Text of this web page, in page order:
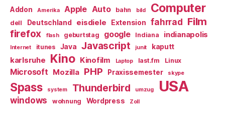
Addon Amerika Apple Auto bahn bild Computer
dell Deutschland eisdiele Extension fahrrad Film
firefox flash geburtstag google Indiana indianapolis
Internet itunes Java Javascript junit kaputt
karlsruhe Kino Kinofilm Laptop last.fm Linux
Microsoft Mozilla PHP Praxissemester skype
Spass system Thunderbird umzug USA
windows wohnung Wordpress Zoll